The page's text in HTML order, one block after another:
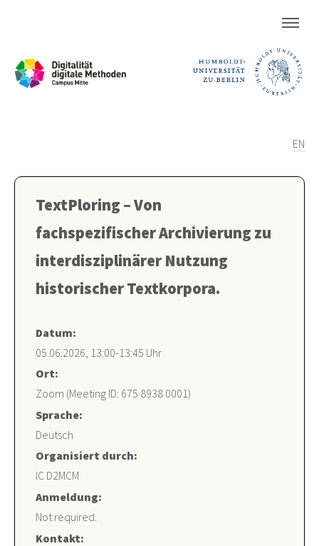
EN
TextPloring – Von
fachspezifischer Archivierung zu
interdisziplinärer Nutzung
historischer Textkorpora.
Datum:
05.06.2026, 13:00-13:45 Uhr
Ort:
Zoom (Meeting ID: 675 8938 0001)
Sprache:
Deutsch
Organisiert durch:
IC D2MCM
Anmeldung:
Not required.
Kontakt: